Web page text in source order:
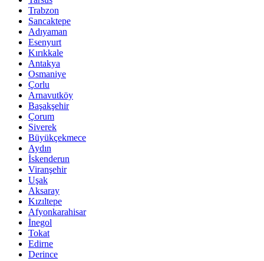
Trabzon
Sancaktepe
Adıyaman
Esenyurt
Kırıkkale
Antakya
Osmaniye
Çorlu
Arnavutköy
Başakşehir
Çorum
Siverek
Büyükçekmece
Aydın
İskenderun
Viranşehir
Uşak
Aksaray
Kızıltepe
Afyonkarahisar
İnegol
Tokat
Edirne
Derince